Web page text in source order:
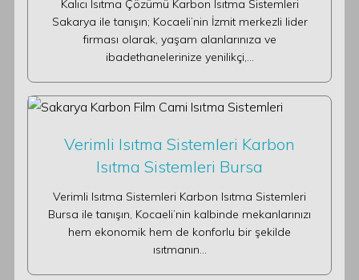
Kalıcı Isıtma Çözümü Karbon Isıtma Sistemleri
Sakarya ile tanışın; Kocaeli’nin İzmit merkezli lider
firması olarak, yaşam alanlarınıza ve
ibadethanelerinize yenilikçi,…
Verimli Isıtma Sistemleri Karbon
Isıtma Sistemleri Bursa
Verimli Isıtma Sistemleri Karbon Isıtma Sistemleri
Bursa ile tanışın, Kocaeli’nin kalbinde mekanlarınızı
hem ekonomik hem de konforlu bir şekilde
ısıtmanın…